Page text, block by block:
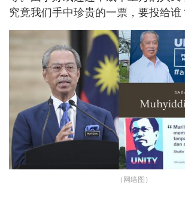
究竟我们手中珍贵的一票，要投给谁
（网络图）